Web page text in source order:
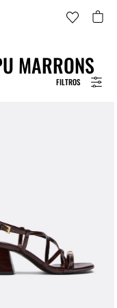
FILTROS
MARRONS